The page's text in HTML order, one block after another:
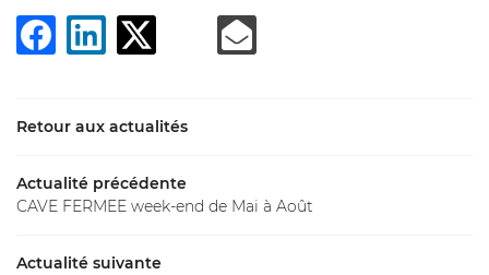
CAVE
TERROIR
Retour aux actualités
Actualité précédente
CAVE FERMEE week-end de Mai à Août
Actualité suivante